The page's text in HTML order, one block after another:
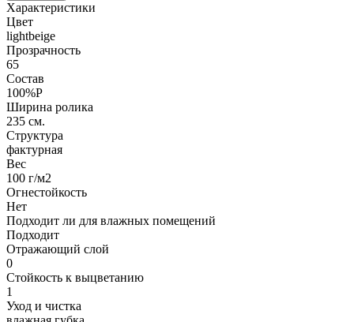
Характеристики
Цвет
lightbeige
Прозрачность
65
Состав
100%P
Ширина ролика
235 см.
Структура
фактурная
Вес
100 г/м2
Огнестойкость
Нет
Подходит ли для влажных помещений
Подходит
Отражающий слой
0
Стойкость к выцветанию
1
Уход и чистка